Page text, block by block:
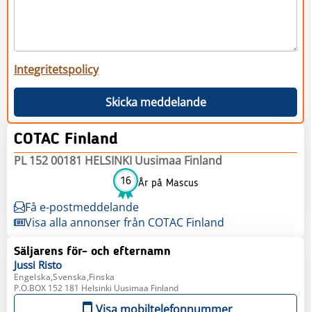
Integritetspolicy
Skicka meddelande
COTAC Finland
PL 152 00181 HELSINKI Uusimaa Finland
16 År på Mascus
Få e-postmeddelande
Visa alla annonser från COTAC Finland
Säljarens för- och efternamn
Jussi Risto
Engelska,Svenska,Finska
P.O.BOX 152 181 Helsinki Uusimaa Finland